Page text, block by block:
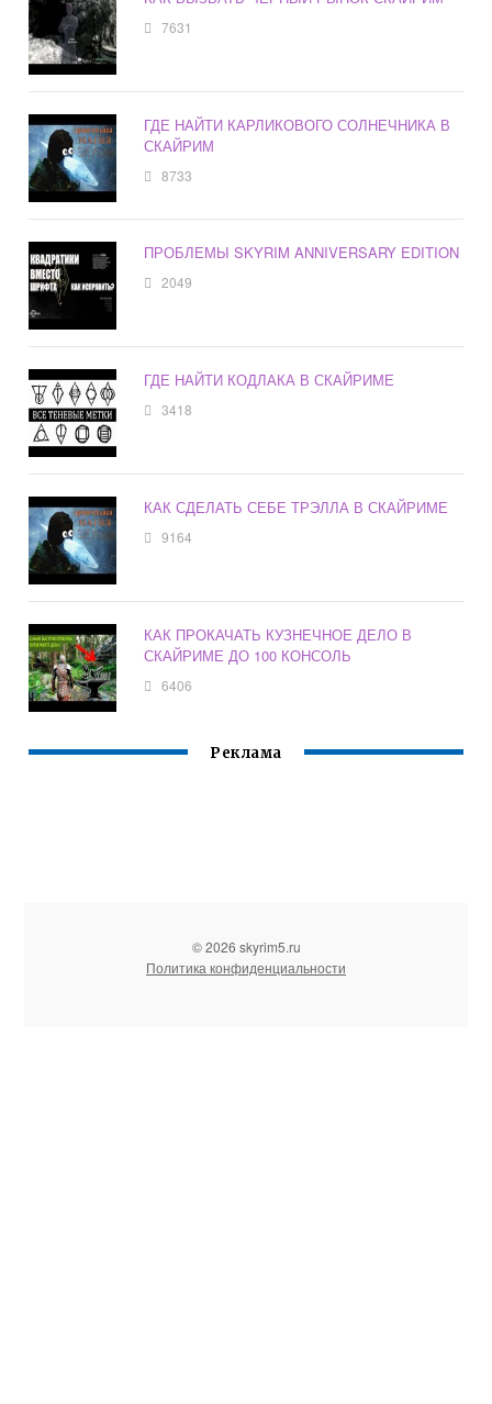
7631
ГДЕ НАЙТИ КАРЛИКОВОГО СОЛНЕЧНИКА В
СКАЙРИМ
8733
ПРОБЛЕМЫ SKYRIM ANNIVERSARY EDITION
2049
ГДЕ НАЙТИ КОДЛАКА В СКАЙРИМЕ
3418
КАК СДЕЛАТЬ СЕБЕ ТРЭЛЛА В СКАЙРИМЕ
9164
КАК ПРОКАЧАТЬ КУЗНЕЧНОЕ ДЕЛО В
СКАЙРИМЕ ДО 100 КОНСОЛЬ
6406
Реклама
© 2026 skyrim5.ru
Политика конфиденциальности